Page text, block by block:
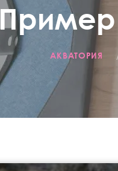
Пример
АКВАТОРИЯ